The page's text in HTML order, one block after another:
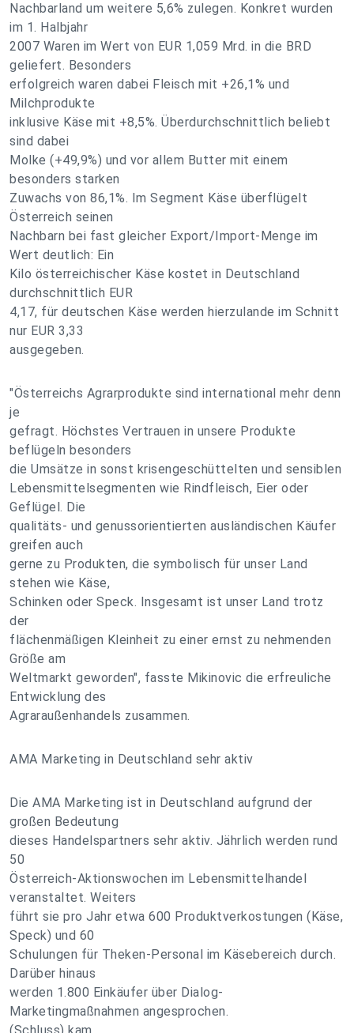
Nachbarland um weitere 5,6% zulegen. Konkret wurden
im 1. Halbjahr
2007 Waren im Wert von EUR 1,059 Mrd. in die BRD
geliefert. Besonders
erfolgreich waren dabei Fleisch mit +26,1% und
Milchprodukte
inklusive Käse mit +8,5%. Überdurchschnittlich beliebt
sind dabei
Molke (+49,9%) und vor allem Butter mit einem
besonders starken
Zuwachs von 86,1%. Im Segment Käse überflügelt
Österreich seinen
Nachbarn bei fast gleicher Export/Import-Menge im
Wert deutlich: Ein
Kilo österreichischer Käse kostet in Deutschland
durchschnittlich EUR
4,17, für deutschen Käse werden hierzulande im Schnitt
nur EUR 3,33
ausgegeben.
"Österreichs Agrarprodukte sind international mehr denn
je
gefragt. Höchstes Vertrauen in unsere Produkte
beflügeln besonders
die Umsätze in sonst krisengeschüttelten und sensiblen
Lebensmittelsegmenten wie Rindfleisch, Eier oder
Geflügel. Die
qualitäts- und genussorientierten ausländischen Käufer
greifen auch
gerne zu Produkten, die symbolisch für unser Land
stehen wie Käse,
Schinken oder Speck. Insgesamt ist unser Land trotz
der
flächenmäßigen Kleinheit zu einer ernst zu nehmenden
Größe am
Weltmarkt geworden", fasste Mikinovic die erfreuliche
Entwicklung des
Agraraußenhandels zusammen.
AMA Marketing in Deutschland sehr aktiv
Die AMA Marketing ist in Deutschland aufgrund der
großen Bedeutung
dieses Handelspartners sehr aktiv. Jährlich werden rund
50
Österreich-Aktionswochen im Lebensmittelhandel
veranstaltet. Weiters
führt sie pro Jahr etwa 600 Produktverkostungen (Käse,
Speck) und 60
Schulungen für Theken-Personal im Käsebereich durch.
Darüber hinaus
werden 1.800 Einkäufer über Dialog-
Marketingmaßnahmen angesprochen.